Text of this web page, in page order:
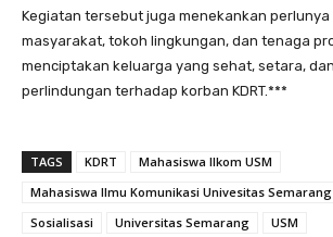
Kegiatan tersebut juga menekankan
masyarakat, tokoh lingkungan, dan tenaga
menciptakan keluarga yang sehat, setara,
perlindungan terhadap korban KDRT.***
TAGS KDRT
Mahasiswa Ilkom USM
Mahasiswa Ilmu Komunikasi Univesitas Semarang
Sosialisasi
Universitas Semarang USM